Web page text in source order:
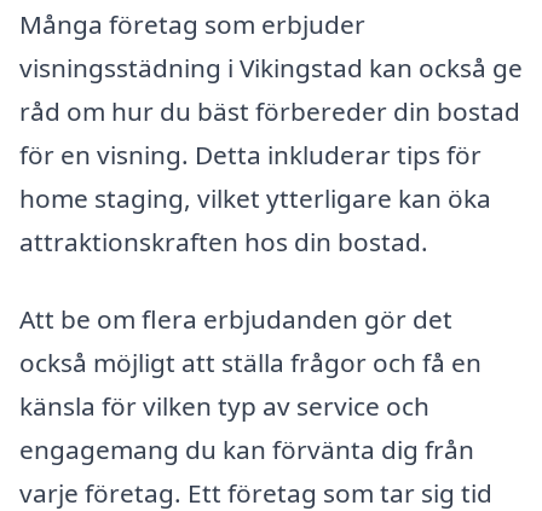
Många företag som erbjuder
visningsstädning i Vikingstad kan också ge
råd om hur du bäst förbereder din bostad
för en visning. Detta inkluderar tips för
home staging, vilket ytterligare kan öka
attraktionskraften hos din bostad.
Att be om flera erbjudanden gör det
också möjligt att ställa frågor och få en
känsla för vilken typ av service och
engagemang du kan förvänta dig från
varje företag. Ett företag som tar sig tid